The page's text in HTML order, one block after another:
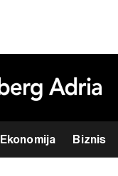
Ekonomija Biznis